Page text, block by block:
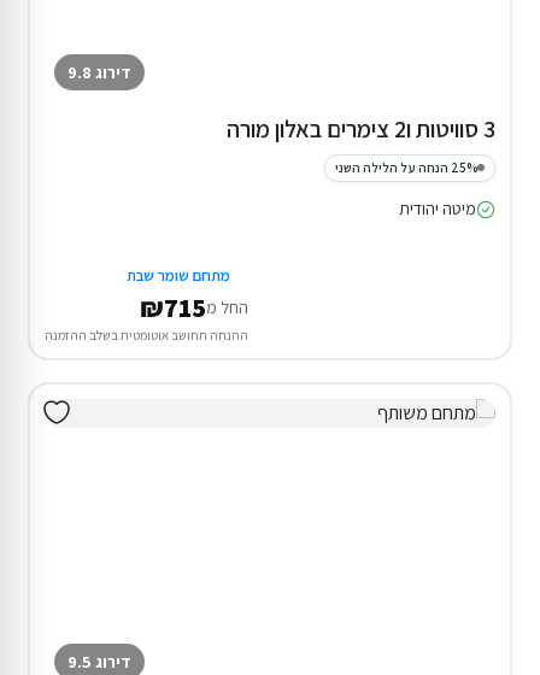
דירוג 9.8
3 סוויטות ו2 צימרים באלון מורה
25% הנחה על הלילה השני
מיטה יהודית
מתחם שומר שבת
החל מ₪715
ההנחה תחושב אוטומטית בשלב ההזמנה
דירוג 9.5